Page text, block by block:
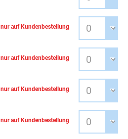
nur auf Kundenbestellung
nur auf Kundenbestellung
nur auf Kundenbestellung
nur auf Kundenbestellung